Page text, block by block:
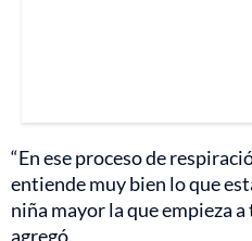
“En ese proceso de
entiende muy bien lo que
niña mayor la que empieza
agregó.